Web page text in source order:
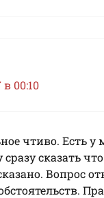
в 00:10
чтиво. Есть у
сказать
Вопрос